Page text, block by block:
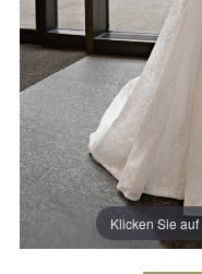
Klicken Sie